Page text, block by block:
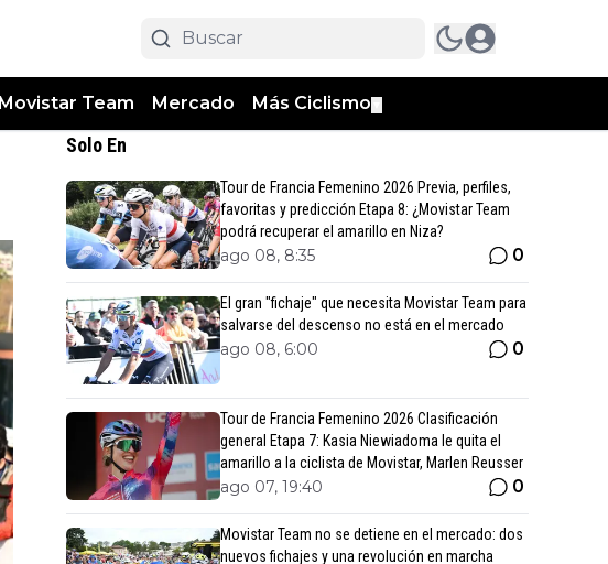
Movistar Team Mercado Más Ciclismo
Solo En
Tour de Francia Femenino 2026 Previa, perfiles,
favoritas y predicción Etapa 8: ¿Movistar Team
podrá recuperar el amarillo en Niza?
ago 08, 8:35 0
El gran "fichaje" que necesita Movistar Team para
salvarse del descenso no está en el mercado
ago 08, 6:00 0
Tour de Francia Femenino 2026 Clasificación
general Etapa 7: Kasia Niewiadoma le quita el
amarillo a la ciclista de Movistar, Marlen Reusser
ago 07, 19:40 0
Movistar Team no se detiene en el mercado: dos
nuevos fichajes y una revolución en marcha